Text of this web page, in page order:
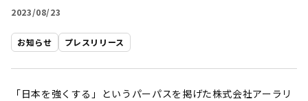
2023/08/23
お知らせ プレスリリース
「日本を強くする」というパーパスを掲げた株式会社アーラリ